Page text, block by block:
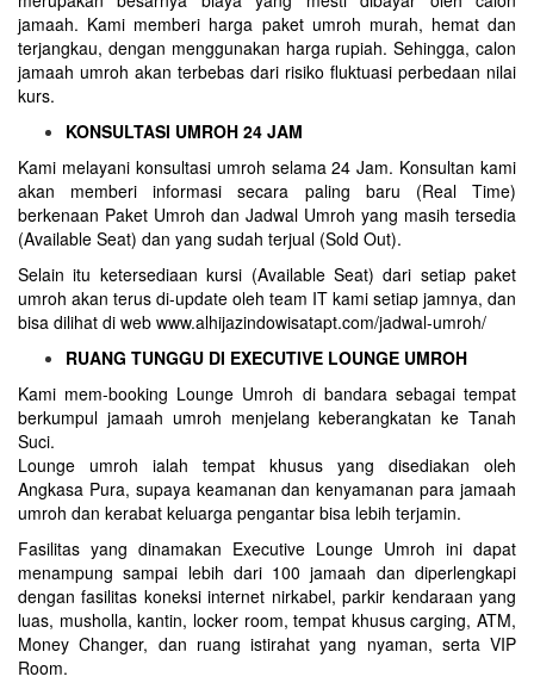
jamaah. Kami memberi harga paket umroh murah, hemat dan
terjangkau, dengan menggunakan harga rupiah. Sehingga, calon
jamaah umroh akan terbebas dari risiko fluktuasi perbedaan nilai
kurs.
KONSULTASI UMROH 24 JAM
Kami melayani konsultasi umroh selama 24 Jam. Konsultan kami
akan memberi informasi secara paling baru (Real Time)
berkenaan Paket Umroh dan Jadwal Umroh yang masih tersedia
(Available Seat) dan yang sudah terjual (Sold Out).
Selain itu ketersediaan kursi (Available Seat) dari setiap paket
umroh akan terus di-update oleh team IT kami setiap jamnya, dan
bisa dilihat di web www.alhijazindowisatapt.com/jadwal-umroh/
RUANG TUNGGU DI EXECUTIVE LOUNGE UMROH
Kami mem-booking Lounge Umroh di bandara sebagai tempat
berkumpul jamaah umroh menjelang keberangkatan ke Tanah
Suci.
Lounge umroh ialah tempat khusus yang disediakan oleh
Angkasa Pura, supaya keamanan dan kenyamanan para jamaah
umroh dan kerabat keluarga pengantar bisa lebih terjamin.
Fasilitas yang dinamakan Executive Lounge Umroh ini dapat
menampung sampai lebih dari 100 jamaah dan diperlengkapi
dengan fasilitas koneksi internet nirkabel, parkir kendaraan yang
luas, musholla, kantin, locker room, tempat khusus carging, ATM,
Money Changer, dan ruang istirahat yang nyaman, serta VIP
Room.